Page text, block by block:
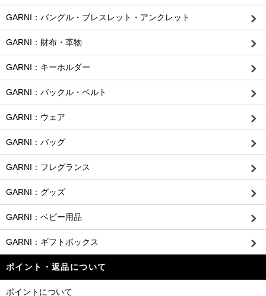
GARNI：バングル・ブレスレット・アンクレット
GARNI：財布・革物
GARNI：キーホルダー
GARNI：バックル・ベルト
GARNI：ウェア
GARNI：バッグ
GARNI：フレグランス
GARNI：グッズ
GARNI：ベビー用品
GARNI：ギフトボックス
ポイント・返品について
ポイントについて